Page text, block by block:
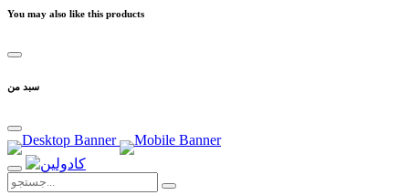
You may also like this products
سبد من